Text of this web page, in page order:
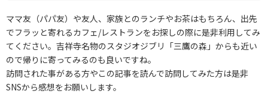
ママ友（パパ友）や友人、家族とのランチやお茶はもちろん、出先
でフラッと寄れるカフェ/レストランをお探しの際に是非利用してみ
てください。吉祥寺名物のスタジオジブリ「三鷹の森」からも近い
ので帰りに寄ってみるのも良いですね。
訪問された事がある方やこの記事を読んで訪問してみた方は是非
SNSから感想をお願いします。